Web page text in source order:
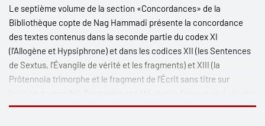
Le septième volume de la section «Concordances» de la
Bibliothèque copte de Nag Hammadi présente la concordance
des textes contenus dans la seconde partie du codex XI
(l'Allogène et Hypsiphrone) et dans les codices XII (lesSentences
de Sextus, l'Évangile de vérité et les fragments) et XIII (la
Prôtennoia trimorphe et le fragment de l'Écrit sans titre sur
pour des raisons dialectales. L'établissement des lemmes et